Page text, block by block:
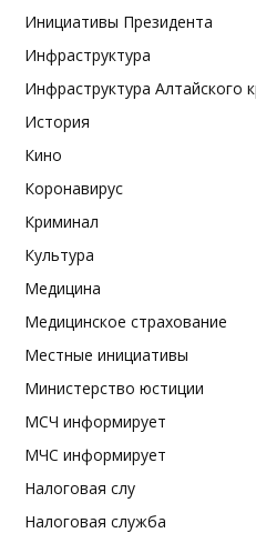
Инициативы Президента
Инфраструктура
Инфраструктура Алтайского
История
Кино
Коронавирус
Криминал
Культура
Медицина
Медицинское страхование
Местные инициативы
Министерство юстиции
МСЧ информирует
МЧС информирует
Налоговая слу
Налоговая служба